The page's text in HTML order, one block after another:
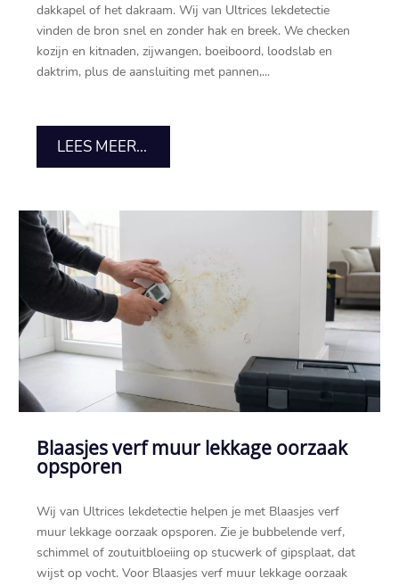
dakkapel of het dakraam.​ Wij van Ultrices lekdetectie
vinden de bron snel en zonder hak en breek.​ We checken
kozijn en kitnaden, zijwangen, boeiboord, loodslab en
daktrim, plus de aansluiting met pannen,...
LEES MEER...
Blaasjes verf muur lekkage oorzaak
opsporen
Wij van Ultrices lekdetectie helpen je met Blaasjes verf
muur lekkage oorzaak opsporen.​ Zie je bubbelende verf,
schimmel of zoutuitbloeiing op stucwerk of gipsplaat, dat
wijst op vocht.​ Voor Blaasjes verf muur lekkage oorzaak